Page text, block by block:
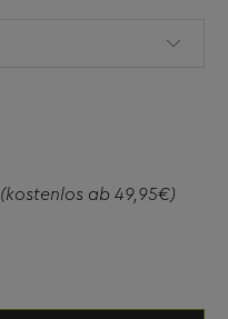
(kostenlos ab 49,95€)